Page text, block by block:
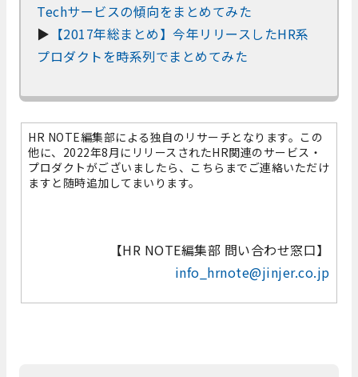
Techサービスの傾向をまとめてみた
▶ 【2017年総まとめ】今年リリースしたHR系
プロダクトを時系列でまとめてみた
HR NOTE編集部による独自のリサーチとなります。この
他に、2022年8月にリリースされたHR関連のサービス・
プロダクトがございましたら、こちらまでご連絡いただけ
ますと随時追加してまいります。
【HR NOTE編集部 問い合わせ窓口】
info_hrnote@jinjer.co.jp